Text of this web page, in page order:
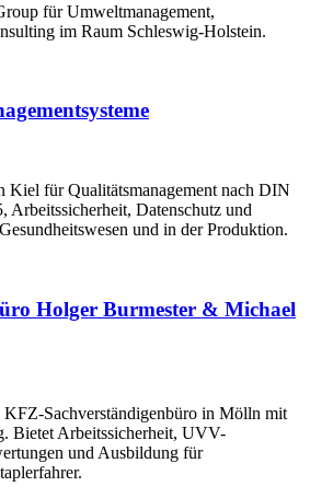
für Umweltmanagement,
im Raum Schleswig-Holstein.
Kiel für Qualitätsmanagement nach DIN
Arbeitssicherheit, Datenschutz und
und in der Produktion.
Holger Burmester & Michael
KFZ-Sachverständigenbüro in Mölln mit
Bietet Arbeitssicherheit, UVV-
und Ausbildung für